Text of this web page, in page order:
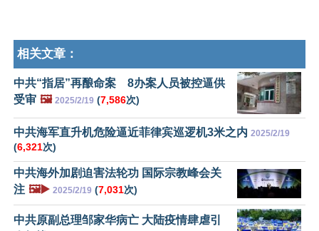
相关文章：
中共“指居”再酿命案 8办案人员被控逼供
受审 🖼️ 2025/2/19 (7,586次)
中共海军直升机危险逼近菲律宾巡逻机3米之内 2025/2/19
(6,321次)
中共海外加剧迫害法轮功 国际宗教峰会关
注 🖼️▶️ 2025/2/19 (7,031次)
中共原副总理邹家华病亡 大陆疫情肆虐引